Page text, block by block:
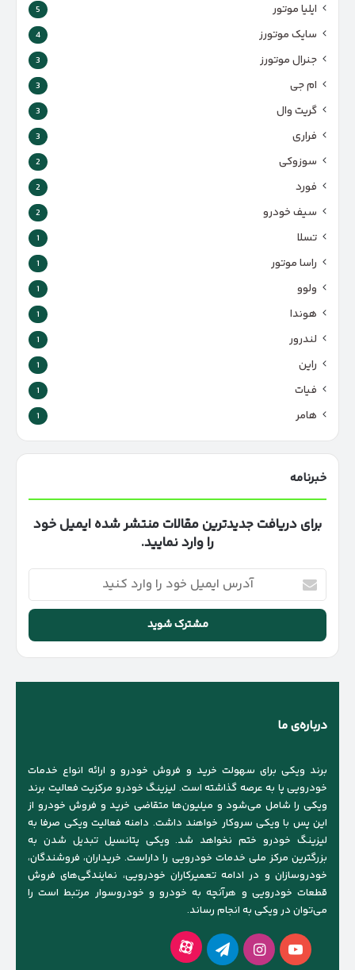
ایلیا موتور 5
سایک موتورز 4
جنرال موتورز 3
ام جی 3
گریت وال 3
فراری 3
سوزوکی 2
فورد 2
سیف خودرو 2
تسلا 1
راسا موتور 1
ولوو 1
هوندا 1
لندرور 1
راین 1
فیات 1
هامر 1
خبرنامه
برای دریافت جدیدترین مقالات منتشر شده ایمیل خود
را وارد نمایید.
آدرس
ایمیل
خود
وارد
کنید
درباره‌ی ما
برند ویکی برای سهولت خرید و فروش خودرو و ارائه انواع خدمات
خودرویی پا به عرصه گذاشته است. لیزینگ خودرو مرکزیت فعالیت برند
ویکی را شامل می‌شود و میلیون‌ها متقاضی خرید و فروش خودرو از
این پس با ویکی سروکار خواهند داشت. دامنه فعالیت ویکی صرفا به
لیزینگ خودرو ختم نخواهد شد. ویکی پتانسیل تبدیل شدن به
بزرگترین مرکز ملی خدمات خودرویی را داراست. خریداران، فروشندگان،
خودروسازان و در ادامه تعمیرکاران خودرویی، نمایندگی‌های فروش
قطعات خودرویی و هرآنچه به خودرو و خودروسوار مرتبط است را
می‌توان در ویکی به انجام رساند.
یوتیوباینستاگرام
تلگرام آپارات